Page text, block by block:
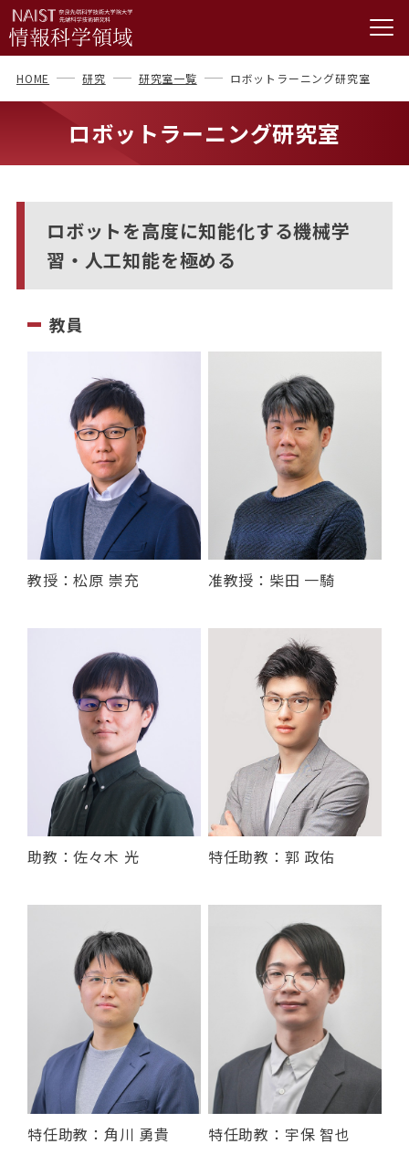
HOME 研究 研究室一覧 ロボットラーニング研究室
ロボットラーニング研究室
ロボットを高度に知能化する機械学
習・人工知能を極める
教員
教授：松原 崇充 准教授：柴田 一騎
助教：佐々木 光 特任助教：郭 政佑
特任助教：角川 勇貴 特任助教：宇保 智也